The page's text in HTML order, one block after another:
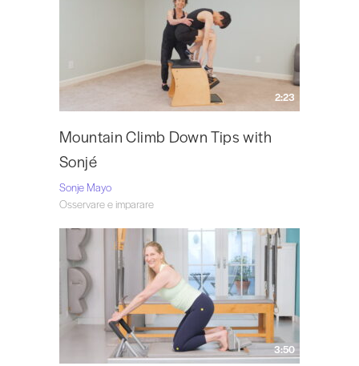
2:23
Mountain Climb Down Tips with
Sonjé
Sonje Mayo
Osservare e imparare
3:50